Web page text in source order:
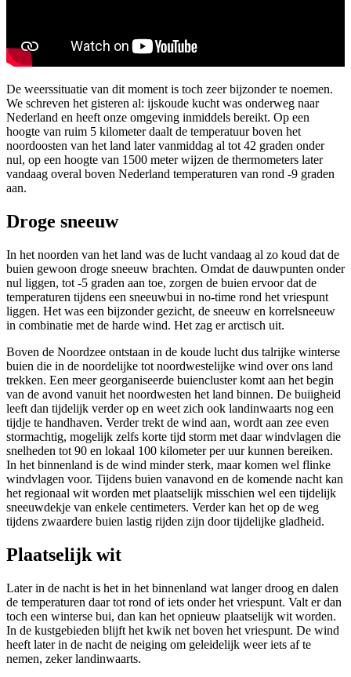
De weerssituatie van dit moment is toch zeer bijzonder te noemen.
We schreven het gisteren al: ijskoude kucht was onderweg naar
Nederland en heeft onze omgeving inmiddels bereikt. Op een
hoogte van ruim 5 kilometer daalt de temperatuur boven het
noordoosten van het land later vanmiddag al tot 42 graden onder
nul, op een hoogte van 1500 meter wijzen de thermometers later
vandaag overal boven Nederland temperaturen van rond -9 graden
aan.
Droge sneeuw
In het noorden van het land was de lucht vandaag al zo koud dat de
buien gewoon droge sneeuw brachten. Omdat de dauwpunten onder
nul liggen, tot -5 graden aan toe, zorgen de buien ervoor dat de
temperaturen tijdens een sneeuwbui in no-time rond het vriespunt
liggen. Het was een bijzonder gezicht, de sneeuw en korrelsneeuw
in combinatie met de harde wind. Het zag er arctisch uit.
Boven de Noordzee ontstaan in de koude lucht dus talrijke winterse
buien die in de noordelijke tot noordwestelijke wind over ons land
trekken. Een meer georganiseerde buiencluster komt aan het begin
van de avond vanuit het noordwesten het land binnen. De buiigheid
leeft dan tijdelijk verder op en weet zich ook landinwaarts nog een
tijdje te handhaven. Verder trekt de wind aan, wordt aan zee even
stormachtig, mogelijk zelfs korte tijd storm met daar windvlagen die
snelheden tot 90 en lokaal 100 kilometer per uur kunnen bereiken.
In het binnenland is de wind minder sterk, maar komen wel flinke
windvlagen voor. Tijdens buien vanavond en de komende nacht kan
het regionaal wit worden met plaatselijk misschien wel een tijdelijk
sneeuwdekje van enkele centimeters. Verder kan het op de weg
tijdens zwaardere buien lastig rijden zijn door tijdelijke gladheid.
Plaatselijk wit
Later in de nacht is het in het binnenland wat langer droog en dalen
de temperaturen daar tot rond of iets onder het vriespunt. Valt er dan
toch een winterse bui, dan kan het opnieuw plaatselijk wit worden.
In de kustgebieden blijft het kwik net boven het vriespunt. De wind
heeft later in de nacht de neiging om geleidelijk weer iets af te
nemen, zeker landinwaarts.